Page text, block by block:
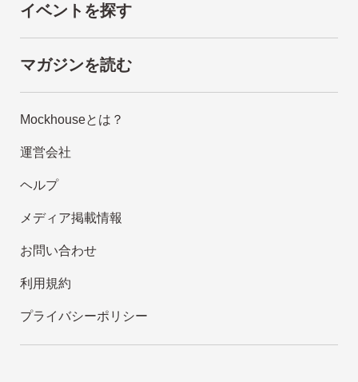
イベントを探す
マガジンを読む
Mockhouseとは？
運営会社
ヘルプ
メディア掲載情報
お問い合わせ
利用規約
プライバシーポリシー